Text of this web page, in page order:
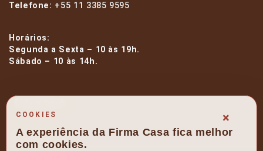
Telefone: +55 11 3385 9595
Horários:
Segunda a Sexta – 10 às 19h.
Sábado – 10 às 14h.
instagram
×
COOKIES
A experiência da Firma Casa fica melhor
com cookies.